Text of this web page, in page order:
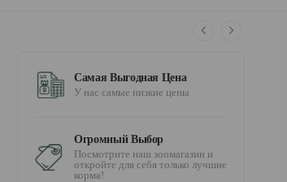
Самая Выгодная Цена
У нас самые низкие цены
Огромный Выбор
Посмотрите наш зоомагазин и
откройте для себя только лучшие
корма!